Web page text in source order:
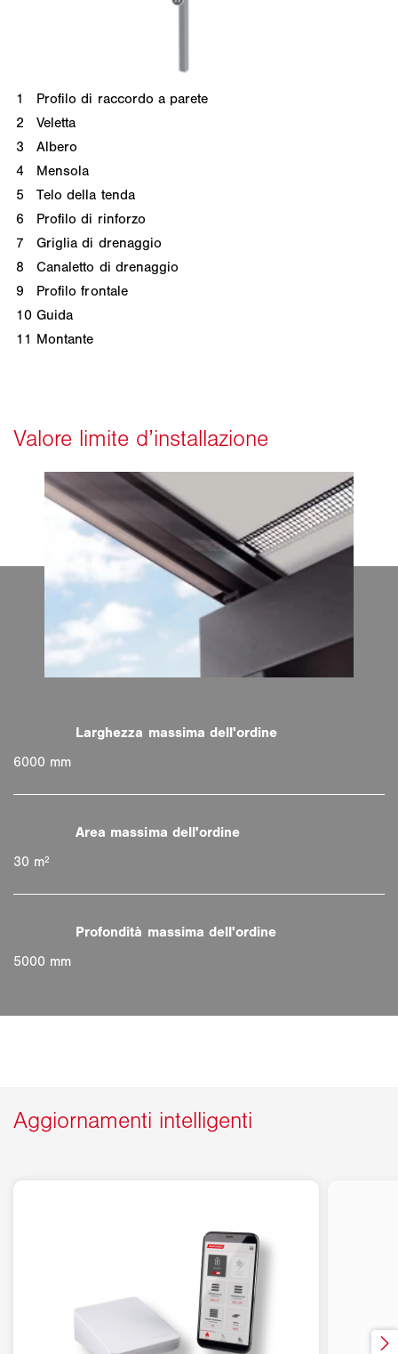
1
Profilo di raccordo a parete
2
Veletta
3
Albero
4
Mensola
5
Telo della tenda
6
Profilo di rinforzo
7
Griglia di drenaggio
8
Canaletto di drenaggio
9
Profilo frontale
10 Guida
11 Montante
6000 mm
30 m²
5000 mm